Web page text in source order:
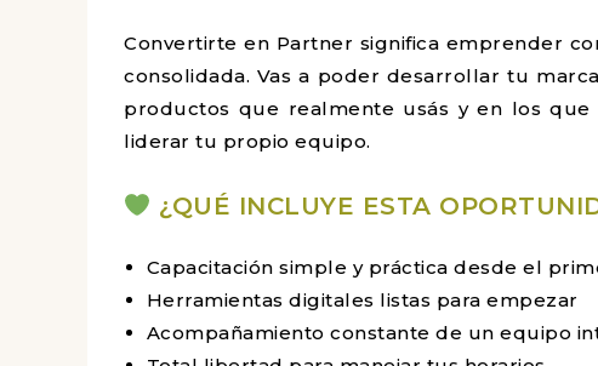
Convertirte en Partner significa emprender
consolidada. Vas a poder desarrollar tu
productos que realmente usás y en los
liderar tu propio equipo.
¿QUÉ INCLUYE ESTA
Capacitación simple y práctica desde el
Herramientas digitales listas para empezar
Acompañamiento constante de un equipo